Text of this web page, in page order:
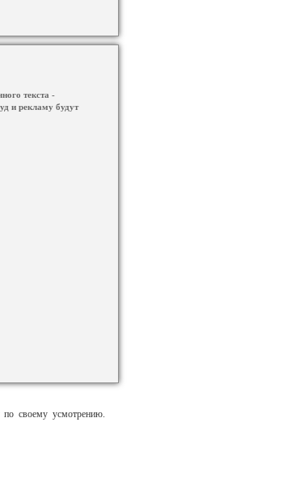
текста -
и рекламу будут
своему усмотрению.